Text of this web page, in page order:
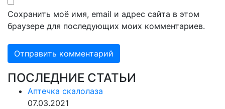
Сохранить моё имя, email и адрес сайта в этом
браузере для последующих моих комментариев.
ПОСЛЕДНИЕ СТАТЬИ
Аптечка скалолаза
07.03.2021